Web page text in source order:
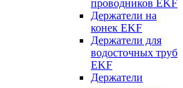
проводников EKF
Держатели на
конек EKF
Держатели для
водосточных труб
EKF
Держатели